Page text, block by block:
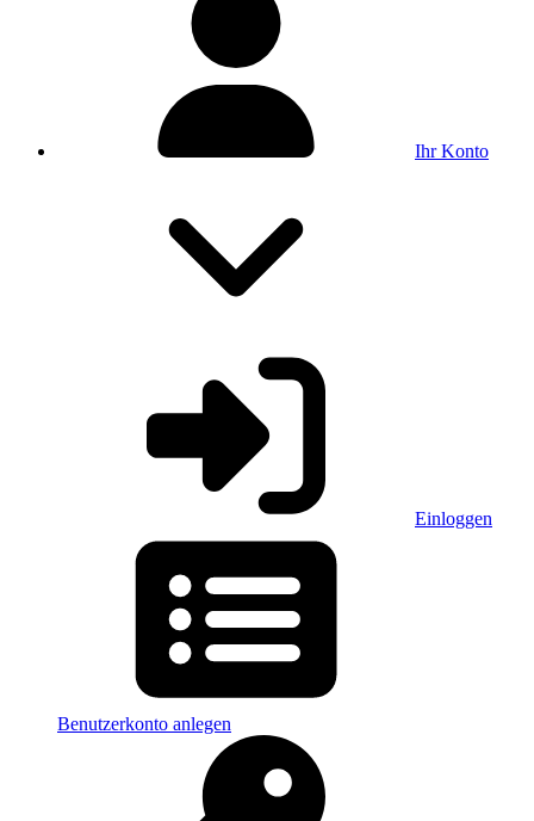
Ihr Konto
Einloggen
Benutzerkonto anlegen